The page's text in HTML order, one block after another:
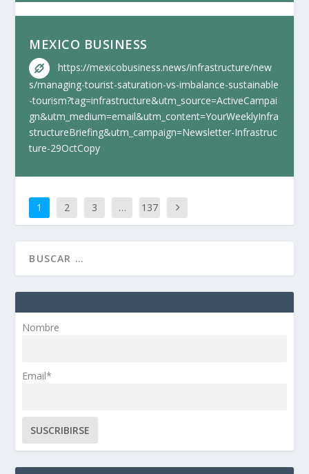
MEXICO BUSINESS
https://mexicobusiness.news/infrastructure/new
s/managing-tourist-saturation-vs-imbalance-sustainable
-tourism?tag=infrastructure&utm_source=ActiveCampai
gn&utm_medium=email&utm_content=YourWeeklyInfra
structureBriefing&utm_campaign=Newsletter-Infrastruc
ture-29OctCopy
1 2 3 … 137
Nombre
Email*